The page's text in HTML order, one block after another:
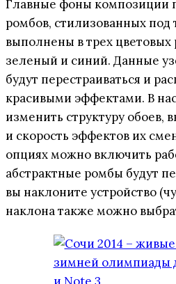
Главные фоны композиции
ромбов, стилизованных
выполнены в трех
зеленый и синий. Данные
будут перестраиваться и
красивыми эффектами. В
изменить структуру обоев,
и скорость эффектов их
опциях можно включить
абстрактные ромбы будут
вы наклоните устройство
наклона также можно